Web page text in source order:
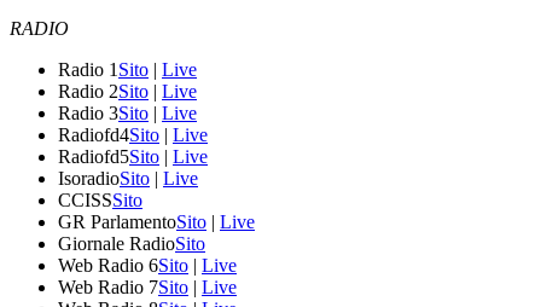
RADIO
Radio 1 Sito | Live
Radio 2Sito | Live
Radio 3Sito | Live
Radiofd4Sito | Live
Radiofd5Sito | Live
IsoradioSito | Live
CCISSSito
GR ParlamentoSito | Live
Giornale RadioSito
Web Radio 6Sito | Live
Web Radio 7Sito | Live